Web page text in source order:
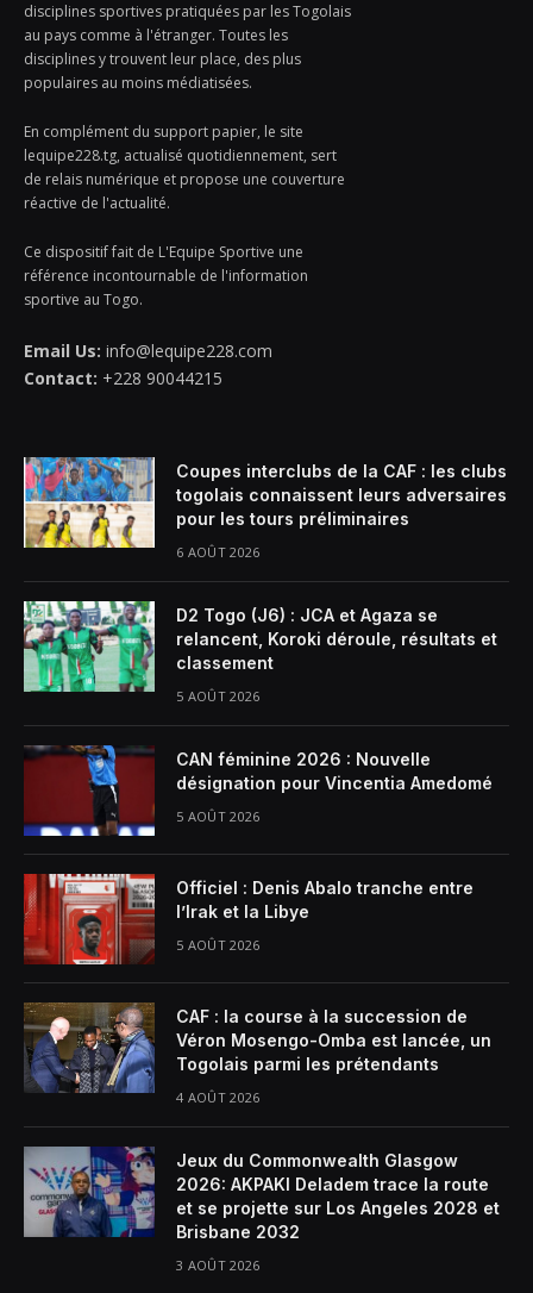
disciplines sportives pratiquées par les Togolais
au pays comme à l'étranger. Toutes les
disciplines y trouvent leur place, des plus
populaires au moins médiatisées.
En complément du support papier, le site
lequipe228.tg, actualisé quotidiennement, sert
de relais numérique et propose une couverture
réactive de l'actualité.
Ce dispositif fait de L'Equipe Sportive une
référence incontournable de l'information
sportive au Togo.
Email Us: info@lequipe228.com
Contact: +228 90044215
Coupes interclubs de la CAF : les clubs
togolais connaissent leurs adversaires
pour les tours préliminaires
6 AOÛT 2026
D2 Togo (J6) : JCA et Agaza se
relancent, Koroki déroule, résultats et
classement
5 AOÛT 2026
CAN féminine 2026 : Nouvelle
désignation pour Vincentia Amedomé
5 AOÛT 2026
Officiel : Denis Abalo tranche entre
l’Irak et la Libye
5 AOÛT 2026
CAF : la course à la succession de
Véron Mosengo-Omba est lancée, un
Togolais parmi les prétendants
4 AOÛT 2026
Jeux du Commonwealth Glasgow
2026: AKPAKI Deladem trace la route
et se projette sur Los Angeles 2028 et
Brisbane 2032
3 AOÛT 2026